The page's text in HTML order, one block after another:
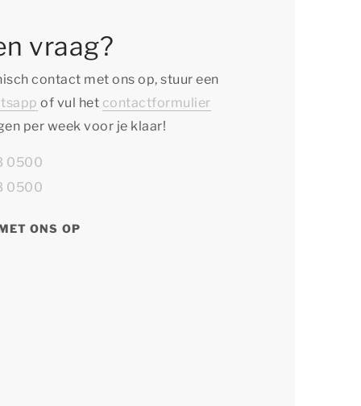
vraag?
contact met ons op, stuur een
of vul het contactformulier
per week voor je klaar!
0500
0500
ONS OP